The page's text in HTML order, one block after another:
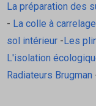
La préparation des
- La colle à carrelage
sol intérieur- Les
L'isolation
Radiateurs Brugman